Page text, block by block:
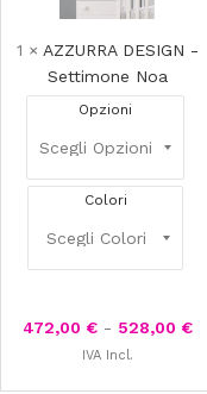
Noa
1 × AZZURRA DESIGN -
Settimone Noa
Opzioni
Colori
472,00 € - 528,00 €
IVA Incl.